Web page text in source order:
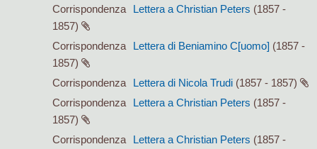
Corrispondenza
Lettera a Christian Peters (1857 -
1857)
Corrispondenza
Lettera di Beniamino C[uomo] (1857 -
1857)
Corrispondenza
Lettera di Nicola Trudi (1857 - 1857)
Corrispondenza
Lettera a Christian Peters (1857 -
1857)
Corrispondenza
Lettera a Christian Peters (1857 -